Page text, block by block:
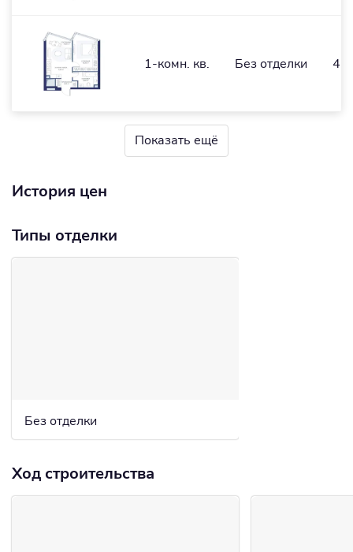
1-комн. кв. Без отделки
Показать ещё
История цен
Типы отделки
Без отделки
Ход строительства